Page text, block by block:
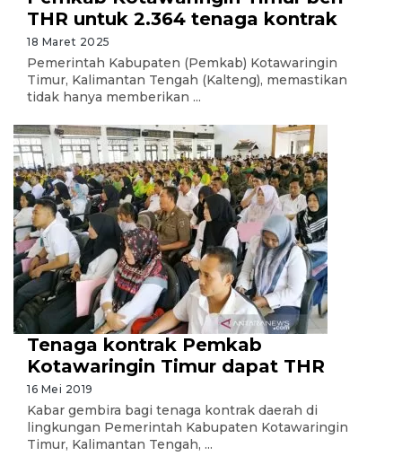
THR untuk 2.364 tenaga kontrak
18 Maret 2025
Pemerintah Kabupaten (Pemkab) Kotawaringin
Timur, Kalimantan Tengah (Kalteng), memastikan
tidak hanya memberikan ...
Tenaga kontrak Pemkab
Kotawaringin Timur dapat THR
16 Mei 2019
Kabar gembira bagi tenaga kontrak daerah di
lingkungan Pemerintah Kabupaten Kotawaringin
Timur, Kalimantan Tengah, ...